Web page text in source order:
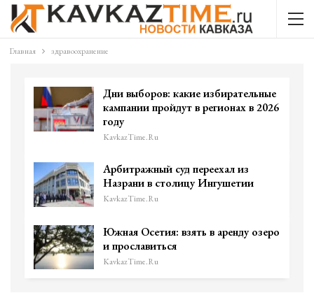
Главная здравоохранение
Дни выборов: какие избирательные
кампании пройдут в регионах в 2026
году
KavkazTime.ru
Арбитражный суд переехал из
Назрани в столицу Ингушетии
KavkazTime.ru
Южная Осетия: взять в аренду озеро
и прославиться
KavkazTime.ru